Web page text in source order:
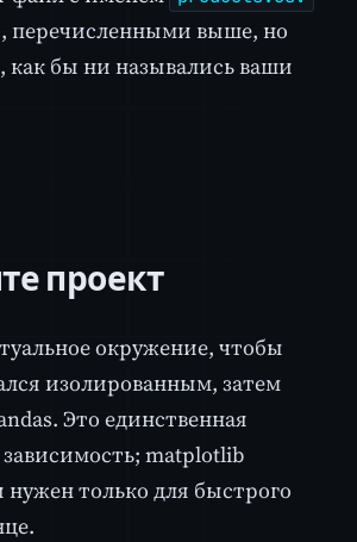
перечисленными выше, но
как бы ни назывались ваши
проект
окружение, чтобы
изолированным, затем
Это единственная
зависимость; matplotlib
только для быстрого